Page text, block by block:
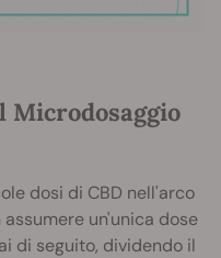
Microdosaggio
dosi di CBD nell'arco
un'unica dose
di seguito, dividendo il